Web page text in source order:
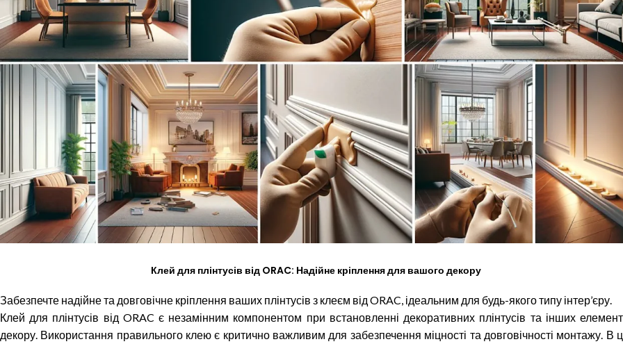
Клей для плінтусів від ORAC: Надійне кріплення для вашого декору
Забезпечте надійне та довговічне кріплення ваших плінтусів з клеєм від ORAC, ідеальним для будь-якого типу інтер’єру.
Клей для плінтусів від ORAC є незамінним компонентом при встановленні декоративних плінтусів та інших
декору. Використання правильного клею є критично важливим для забезпечення міцності та довговічності монтажу. В